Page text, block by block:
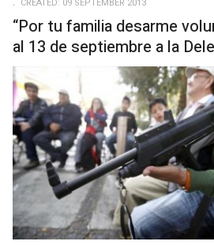
“Por tu familia desarme
al 13 de septiembre a la